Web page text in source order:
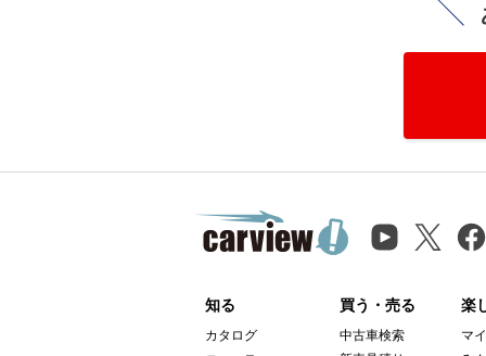
知る
カタログ
買う・売る
中古車検索
楽
マ